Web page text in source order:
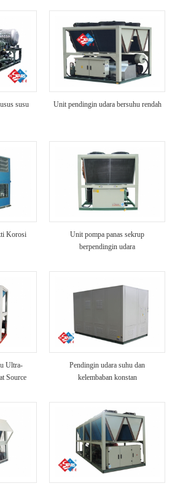
susu Unit pendingin udara bersuhu rendah
Korosi
Unit pompa panas sekrup
berpendingin udara
Ultra-
Source
Pendingin udara suhu dan
kelembaban konstan